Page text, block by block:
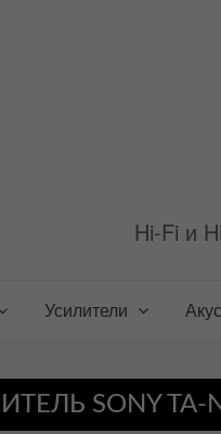
Hi-Fi и
Усилители
SONY TA-